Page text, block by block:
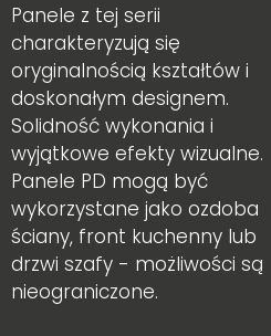
Panele z tej serii
charakteryzują się
oryginalnością kształtów i
doskonałym designem.
Solidność wykonania i
wyjątkowe efekty wizualne.
Panele PD mogą być
wykorzystane jako ozdoba
ściany, front kuchenny lub
drzwi szafy - możliwości są
nieograniczone.